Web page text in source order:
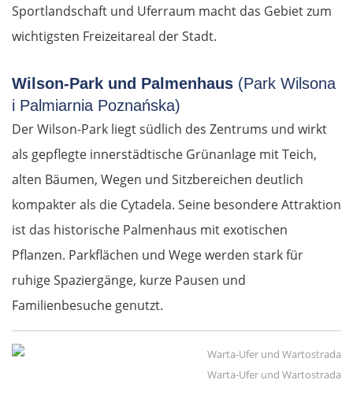
Sportlandschaft und Uferraum macht das Gebiet zum
wichtigsten Freizeitareal der Stadt.
Wilson-Park und Palmenhaus (Park Wilsona
i Palmiarnia Poznańska)
Der Wilson-Park liegt südlich des Zentrums und wirkt
als gepflegte innerstädtische Grünanlage mit Teich,
alten Bäumen, Wegen und Sitzbereichen deutlich
kompakter als die Cytadela. Seine besondere Attraktion
ist das historische Palmenhaus mit exotischen
Pflanzen. Parkflächen und Wege werden stark für
ruhige Spaziergänge, kurze Pausen und
Familienbesuche genutzt.
Warta-Ufer und Wartostrada